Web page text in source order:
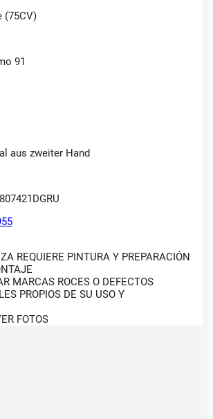
(75CV)
91
aus zweiter Hand
REQUIERE PINTURA Y PREPARACIÓN
MARCAS ROCES O DEFECTOS
PROPIOS DE SU USO Y
FOTOS